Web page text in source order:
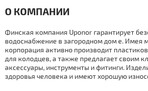
О КОМПАНИИ
Финская компания Uponor гарантирует
вoдoснaбжение в загородном дoм е. Имея
корпорация активно производит
для колодцев, а также предлагает своим
аксессуары, инструменты и фитинги.
здоровья человека и имеют хорошую